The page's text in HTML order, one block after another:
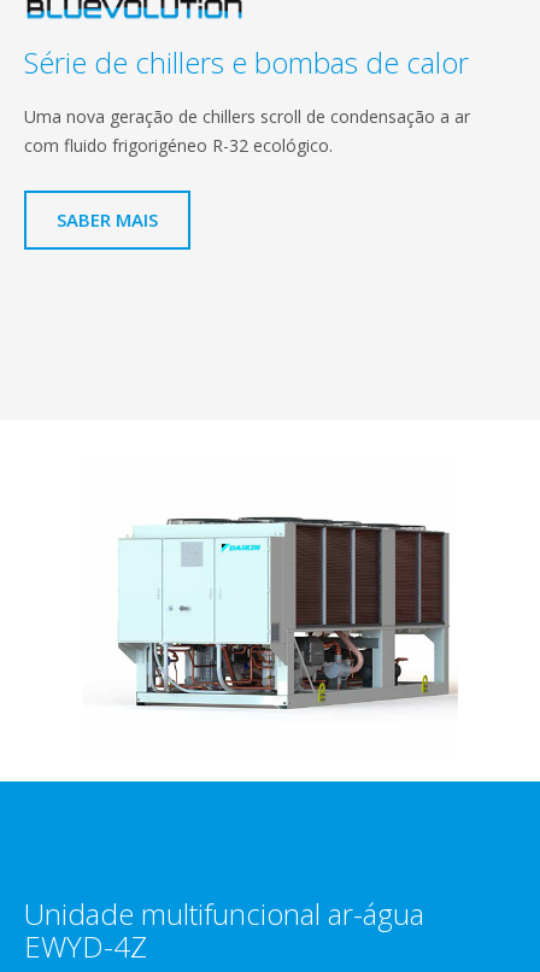
Série de chillers e bombas de calor
Uma nova geração de chillers scroll de condensação a ar
com fluido frigorigéneo R-32 ecológico.
SABER MAIS
Unidade multifuncional ar-água
EWYD-4Z